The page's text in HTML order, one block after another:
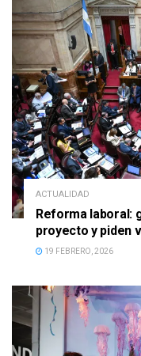
ACTUALIDAD
Reforma laboral:
proyecto y piden
19 FEBRERO, 2026